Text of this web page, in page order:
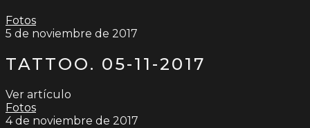
Fotos
5 de noviembre de 2017
TATTOO. 05-11-2017
Ver artículo
Fotos
4 de noviembre de 2017